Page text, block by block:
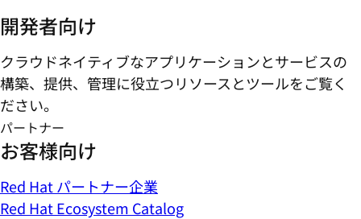
開発者向け
クラウドネイティブなアプリケーションとサービスの
構築、提供、管理に役立つリソースとツールをご覧く
ださい。
パートナー
お客様向け
Red Hat パートナー企業
Red Hat Ecosystem Catalog